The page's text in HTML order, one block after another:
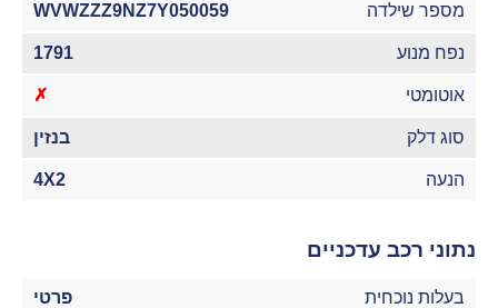
מספר שילדה WVWZZZ9NZ7Y050059
נפח מנוע 1791
אוטומטי ✗
סוג דלק בנזין
הנעה 4X2
נתוני רכב עדכניים
בעלות נוכחית פרטי